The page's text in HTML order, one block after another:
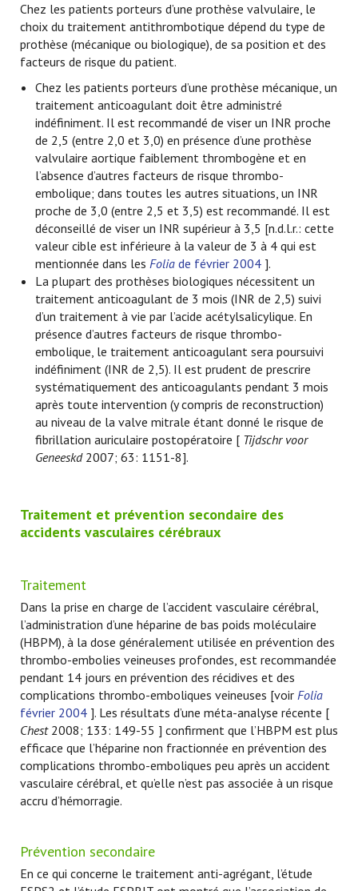
Chez les patients porteurs d’une prothèse valvulaire, le
choix du traitement antithrombotique dépend du type de
prothèse (mécanique ou biologique), de sa position et des
facteurs de risque du patient.
Chez les patients porteurs d’une prothèse mécanique, un
traitement anticoagulant doit être administré
indéfiniment. Il est recommandé de viser un INR proche
de 2,5 (entre 2,0 et 3,0) en présence d’une prothèse
valvulaire aortique faiblement thrombogène et en
l’absence d’autres facteurs de risque thrombo-
embolique; dans toutes les autres situations, un INR
proche de 3,0 (entre 2,5 et 3,5) est recommandé. Il est
déconseillé de viser un INR supérieur à 3,5 [n.d.l.r.: cette
valeur cible est inférieure à la valeur de 3 à 4 qui est
mentionnée dans lesFolia de février 2004 ].
La plupart des prothèses biologiques nécessitent un
traitement anticoagulant de 3 mois (INR de 2,5) suivi
d’un traitement à vie par l’acide acétylsalicylique. En
présence d’autres facteurs de risque thrombo-
embolique, le traitement anticoagulant sera poursuivi
indéfiniment (INR de 2,5). Il est prudent de prescrire
systématiquement des anticoagulants pendant 3 mois
après toute intervention (y compris de reconstruction)
au niveau de la valve mitrale étant donné le risque de
fibrillation auriculaire postopératoire [ Tijdschr voor
Geneeskd2007; 63: 1151-8].
Traitement et prévention secondaire des
accidents vasculaires cérébraux
Traitement
Dans la prise en charge de l’accident vasculaire cérébral,
l’administration d’une héparine de bas poids moléculaire
(HBPM), à la dose généralement utilisée en prévention des
thrombo-embolies veineuses profondes, est recommandée
pendant 14 jours en prévention des récidives et des
complications thrombo-emboliques veineuses [voir Folia
février 2004 ]. Les résultats d’une méta-analyse récente [
Chest2008; 133: 149-55 ] confirment que l’HBPM est plus
efficace que l’héparine non fractionnée en prévention des
complications thrombo-emboliques peu après un accident
vasculaire cérébral, et qu’elle n’est pas associée à un risque
accru d’hémorragie.
Prévention secondaire
En ce qui concerne le traitement anti-agrégant, l’étude